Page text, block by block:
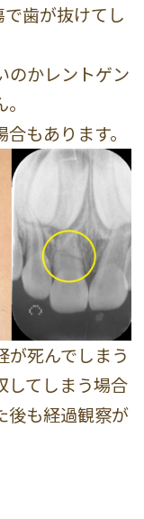
のかレントゲン
もあります。
が死んでしまう
してしまう場合
後も経過観察が